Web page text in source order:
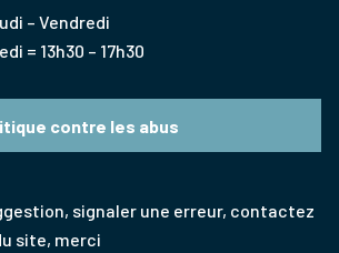
– Vendredi
= 13h30 – 17h30
contre les abus
signaler une erreur, contactez
site, merci